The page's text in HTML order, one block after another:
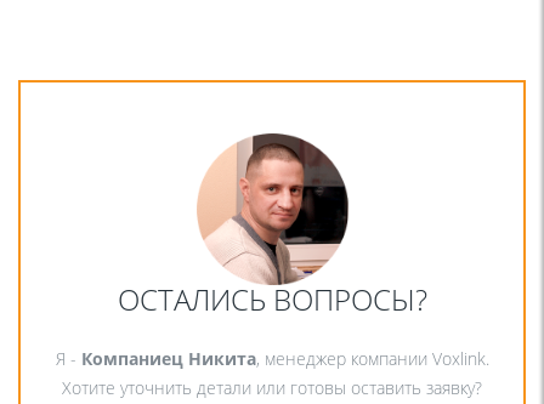
ОСТАЛИСЬ ВОПРОСЫ?
Я - Компаниец Никита, менеджер компании Voxlink.
Хотите уточнить детали или готовы оставить заявку?